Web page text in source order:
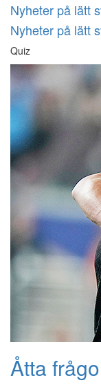
Nyheter på lätt
Nyheter på lätt
Quiz
Åtta